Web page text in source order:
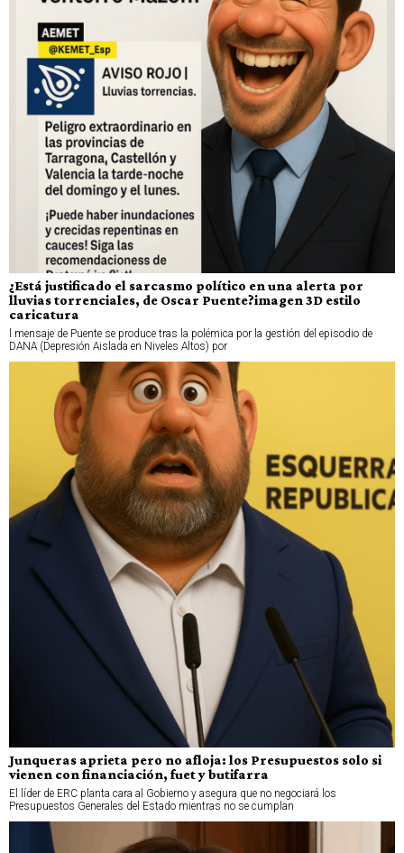
¿Está justificado el sarcasmo político en una alerta por
lluvias torrenciales, de Oscar Puente?imagen 3D estilo
caricatura
l mensaje de Puente se produce tras la polémica por la gestión del episodio de
DANA (Depresión Aislada en Niveles Altos) por
Junqueras aprieta pero no afloja: los Presupuestos solo si
vienen con financiación, fuet y butifarra
El líder de ERC planta cara al Gobierno y asegura que no negociará los
Presupuestos Generales del Estado mientras no se cumplan